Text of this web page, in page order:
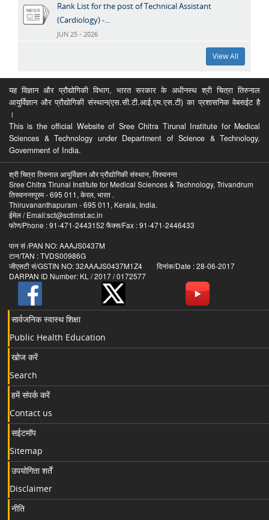
Rank List for the post of Technical Assistant
(Cardiology) -...
JUN 25 - 2026
View All
यह विज्ञान और प्रौद्योगिकी विभाग, भारत सरकार के अधीनस्थ श्री चित्रा तिरुनाल
आयुर्विज्ञान और प्रौद्योगिकी संस्थान(एस.सी.टी.आई.एम.एस.टी) का प्रशासनिक वेबसईट है
।
This is the official Website of Sree Chitra Tirunal Institute for Medical
Sciences & Technology under Department of Science & Technology,
Government of India.
श्री चित्रा तिरुनाल आयुर्विज्ञान और प्रौद्योगिकी संस्थान, तिरुवनन्त
Sree Chitra Tirunal Institute for Medical Sciences & Technology, Trivandrum
तिरुवनन्तपुरम - 695 011, केरल, भारत .
Thiruvananthapuram - 695 011, Kerala, India.
ईमेल / Email:sct@sctimst.ac.in
फोण/Phone : 91-471-2443152 फैक्स/Fax : 91-471-2446433
पान सं /PAN NO: AAAJS0437M
टान/TAN : TVDS00986G
जीएसटी सं/GSTIN NO: 32AAAJS0437M1Z4 दिनांक/Date : 28-06-2017
DARPAN ID Number: KL / 2017 / 0172577
सार्वजनिक स्वास्थ शिक्षा
Public Health Education
खोज करें
Search
हमें संपर्क करें
Contact us
सईटमॉप
Sitemap
उपयोगिता शर्तें
Disclaimer
नीति